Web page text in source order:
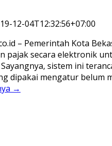
12-04T12:32:56+07:00
– Pemerintah Kota
pajak secara elektronik
sistem ini
dipakai mengatur belum
→